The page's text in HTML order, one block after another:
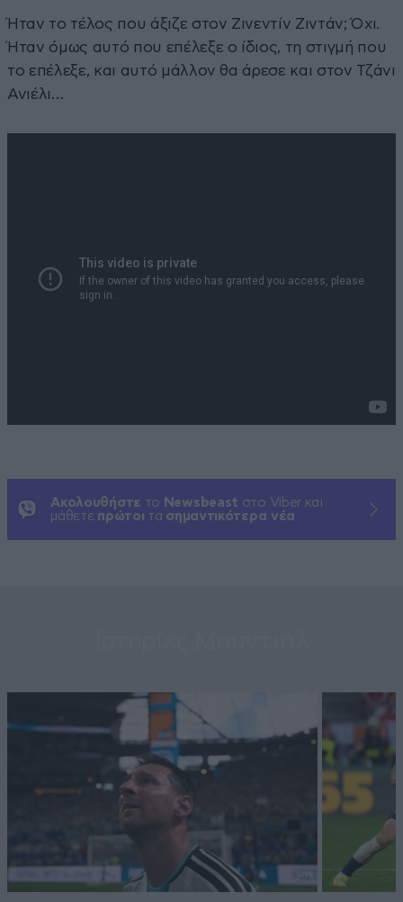
Ήταν το τέλος που άξιζε στον Ζινεντίν Ζιντάν; Όχι.
Ήταν όμως αυτό που επέλεξε ο ίδιος, τη στιγμή που
το επέλεξε, και αυτό μάλλον θα άρεσε και στον Τζάνι
Ανιέλι…
Ακολουθήστε το Newsbeast στο Viber και
μάθετε πρώτοι τα σημαντικότερα νέα